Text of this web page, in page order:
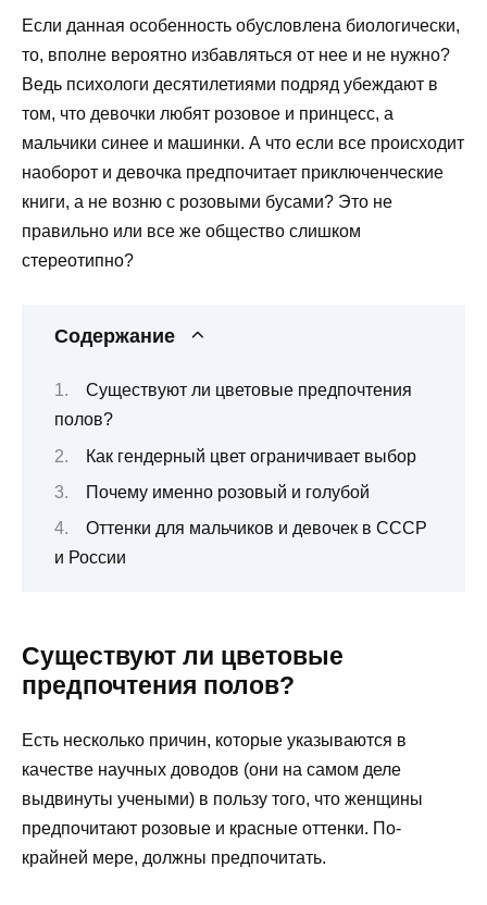
Если данная особенность обусловлена биологически,
то, вполне вероятно избавляться от нее и не нужно?
Ведь психологи десятилетиями подряд убеждают в
том, что девочки любят розовое и принцесс, а
мальчики синее и машинки. А что если все происходит
наоборот и девочка предпочитает приключенческие
книги, а не возню с розовыми бусами? Это не
правильно или все же общество слишком
стереотипно?
Содержание
Существуют ли цветовые предпочтения
полов?
Как гендерный цвет ограничивает выбор
Почему именно розовый и голубой
Оттенки для мальчиков и девочек в СССР
и России
Существуют ли цветовые
предпочтения полов?
Есть несколько причин, которые указываются в
качестве научных доводов (они на самом деле
выдвинуты учеными) в пользу того, что женщины
предпочитают розовые и красные оттенки. По-
крайней мере, должны предпочитать.